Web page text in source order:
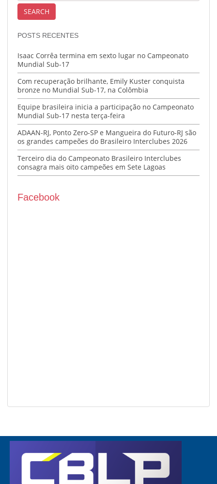
POSTS RECENTES
Isaac Corrêa termina em sexto lugar no Campeonato
Mundial Sub-17
Com recuperação brilhante, Emily Kuster conquista
bronze no Mundial Sub-17, na Colômbia
Equipe brasileira inicia a participação no Campeonato
Mundial Sub-17 nesta terça-feira
ADAAN-RJ, Ponto Zero-SP e Mangueira do Futuro-RJ são
os grandes campeões do Brasileiro Interclubes 2026
Terceiro dia do Campeonato Brasileiro Interclubes
consagra mais oito campeões em Sete Lagoas
Facebook